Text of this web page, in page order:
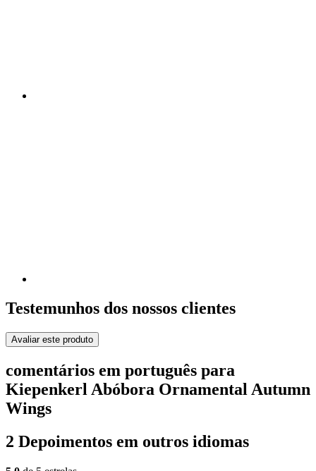
Testemunhos dos nossos clientes
Avaliar este produto
comentários em português para
Kiepenkerl Abóbora Ornamental Autumn
Wings
2 Depoimentos em outros idiomas